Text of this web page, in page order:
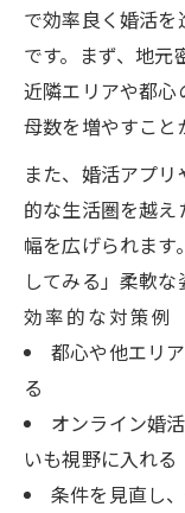
で効率良く婚活
です。まず、地元
近隣エリアや都
母数を増やすこと
また、婚活アプ
的な生活圏を越
幅を広げられま
してみる」柔軟な
効率的な対策例
都心や他エリ
る
オンライン婚
いも視野に入れる
条件を見直し